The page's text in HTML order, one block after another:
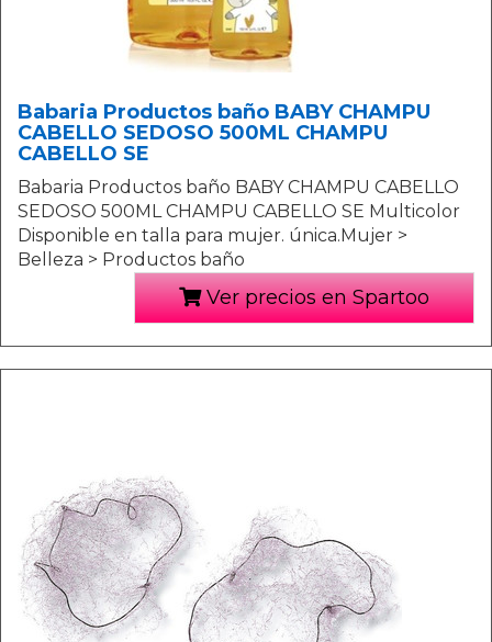
Babaria Productos baño BABY CHAMPU
CABELLO SEDOSO 500ML CHAMPU
CABELLO SE
Babaria Productos baño BABY CHAMPU CABELLO
SEDOSO 500ML CHAMPU CABELLO SE Multicolor
Disponible en talla para mujer. única.Mujer >
Belleza > Productos baño
Ver precios en Spartoo